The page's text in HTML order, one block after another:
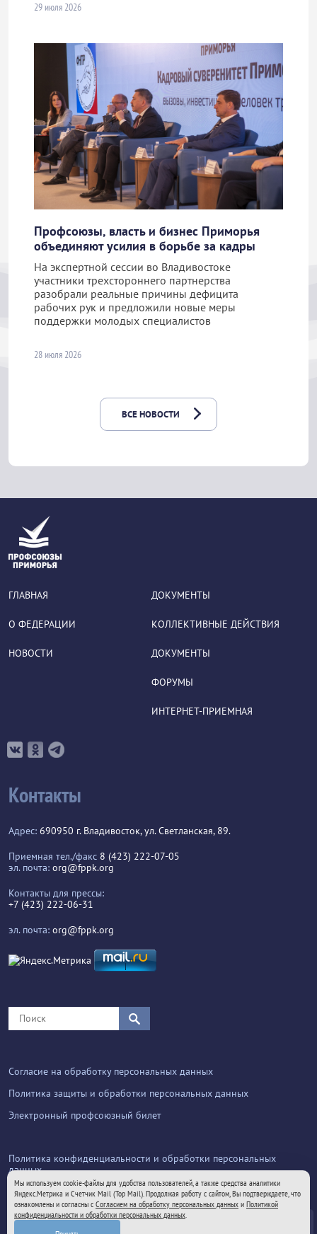
29 июля 2026
Профсоюзы, власть и бизнес Приморья
объединяют усилия в борьбе за кадры
На экспертной сессии во Владивостоке
участники трехстороннего партнерства
разобрали реальные причины дефицита
рабочих рук и предложили новые меры
поддержки молодых специалистов
28 июля 2026
ВСЕ НОВОСТИ
ГЛАВНАЯ
О ФЕДЕРАЦИИ
НОВОСТИ
ДОКУМЕНТЫ
КОЛЛЕКТИВНЫЕ ДЕЙСТВИЯ
ДОКУМЕНТЫ
ФОРУМЫ
ИНТЕРНЕТ-ПРИЕМНАЯ
Контакты
Адрес: 690950 г. Владивосток, ул. Светланская, 89.
Приемная тел./факс 8 (423) 222-07-05
эл. почта: org@fppk.org
Контакты для прессы:
+7 (423) 222-06-31
эл. почта: org@fppk.org
Согласие на обработку персональных данных
Политика защиты и обработки персональных данных
Электронный профсоюзный билет
Политика конфиденциальности и обработки персональных
данных
Мы используем cookie-файлы для удобства пользователей, а также средства аналитики
Яндекс.Метрика и Счетчик Mail (Top Mail). Продолжая работу с сайтом, Вы подтверждаете, что
ознакомлены и согласны с Согласием на обработку персональных данных и Политикой
конфиденциальности и обработки персональных данных.